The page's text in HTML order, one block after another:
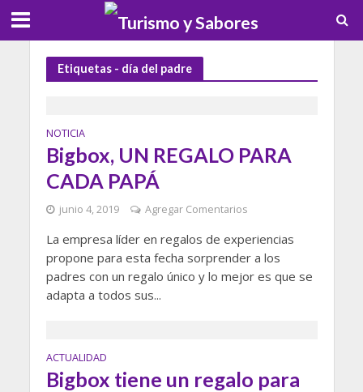
Etiquetas - día del padre
NOTICIA
Bigbox, UN REGALO PARA
CADA PAPÁ
junio 4, 2019 Agregar Comentarios
La empresa líder en regalos de experiencias
propone para esta fecha sorprender a los
padres con un regalo único y lo mejor es que se
adapta a todos sus...
ACTUALIDAD
Bigbox tiene un regalo para